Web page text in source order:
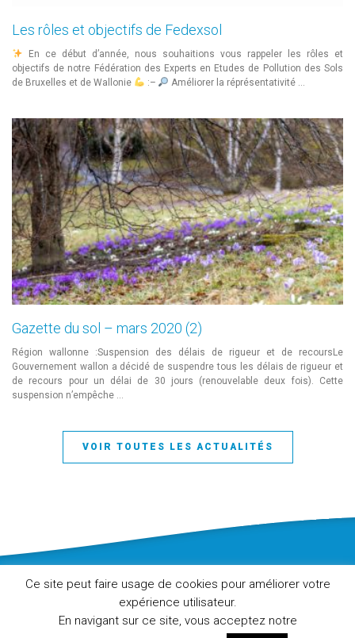
Les rôles et objectifs de Fedexsol
En ce début d’année, nous souhaitions vous rappeler les rôles et
objectifs de notre Fédération des Experts en Etudes de Pollution des Sols
de Bruxelles et de Wallonie
:– Améliorer la réprésentativité …
Gazette du sol – mars 2020 (2)
Région wallonne :Suspension des délais de rigueur et de recoursLe
Gouvernement wallon a décidé de suspendre tous les délais de rigueur et
de recours pour un délai de 30 jours (renouvelable deux fois). Cette
suspension n’empêche …
VOIR TOUTES LES ACTUALITÉS
Fédération des Experts en Etudes de pollution des Sols de
Bruxelles et de Wallonie
info@fedexsol.be
Ce site peut faire usage de cookies pour améliorer votre
expérience utilisateur.
En navigant sur ce site, vous acceptez notre